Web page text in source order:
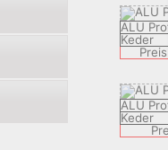
ALU
Keder
Preis
ALU
Keder